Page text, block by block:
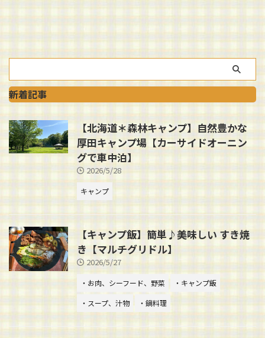
新着記事
【北海道＊森林キャンプ】自然豊かな
厚田キャンプ場【カーサイドオーニン
グで車中泊】
2026/5/28
キャンプ
【キャンプ飯】簡単♪美味しい すき焼
き【マルチグリドル】
2026/5/27
・お肉、シーフード、野菜
・キャンプ飯
・スープ、汁物
・鍋料理